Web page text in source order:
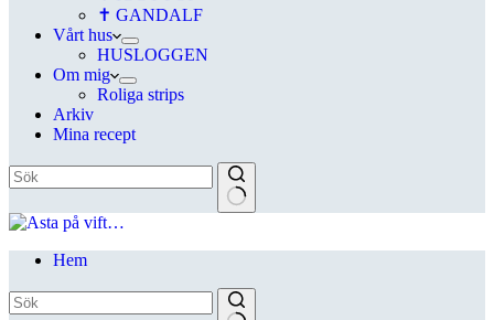
✝ GANDALF
Vårt hus
HUSLOGGEN
Om mig
Roliga strips
Arkiv
Mina recept
Hem